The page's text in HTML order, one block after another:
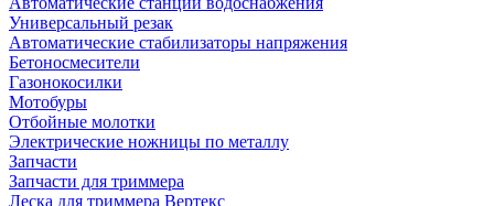
Универсальный резак
Автоматические стабилизаторы напряжения
Бетоносмесители
Газонокосилки
Мотобуры
Отбойные молотки
Электрические ножницы по металлу
Запчасти
Запчасти для триммера
Леска для триммера Вертекс